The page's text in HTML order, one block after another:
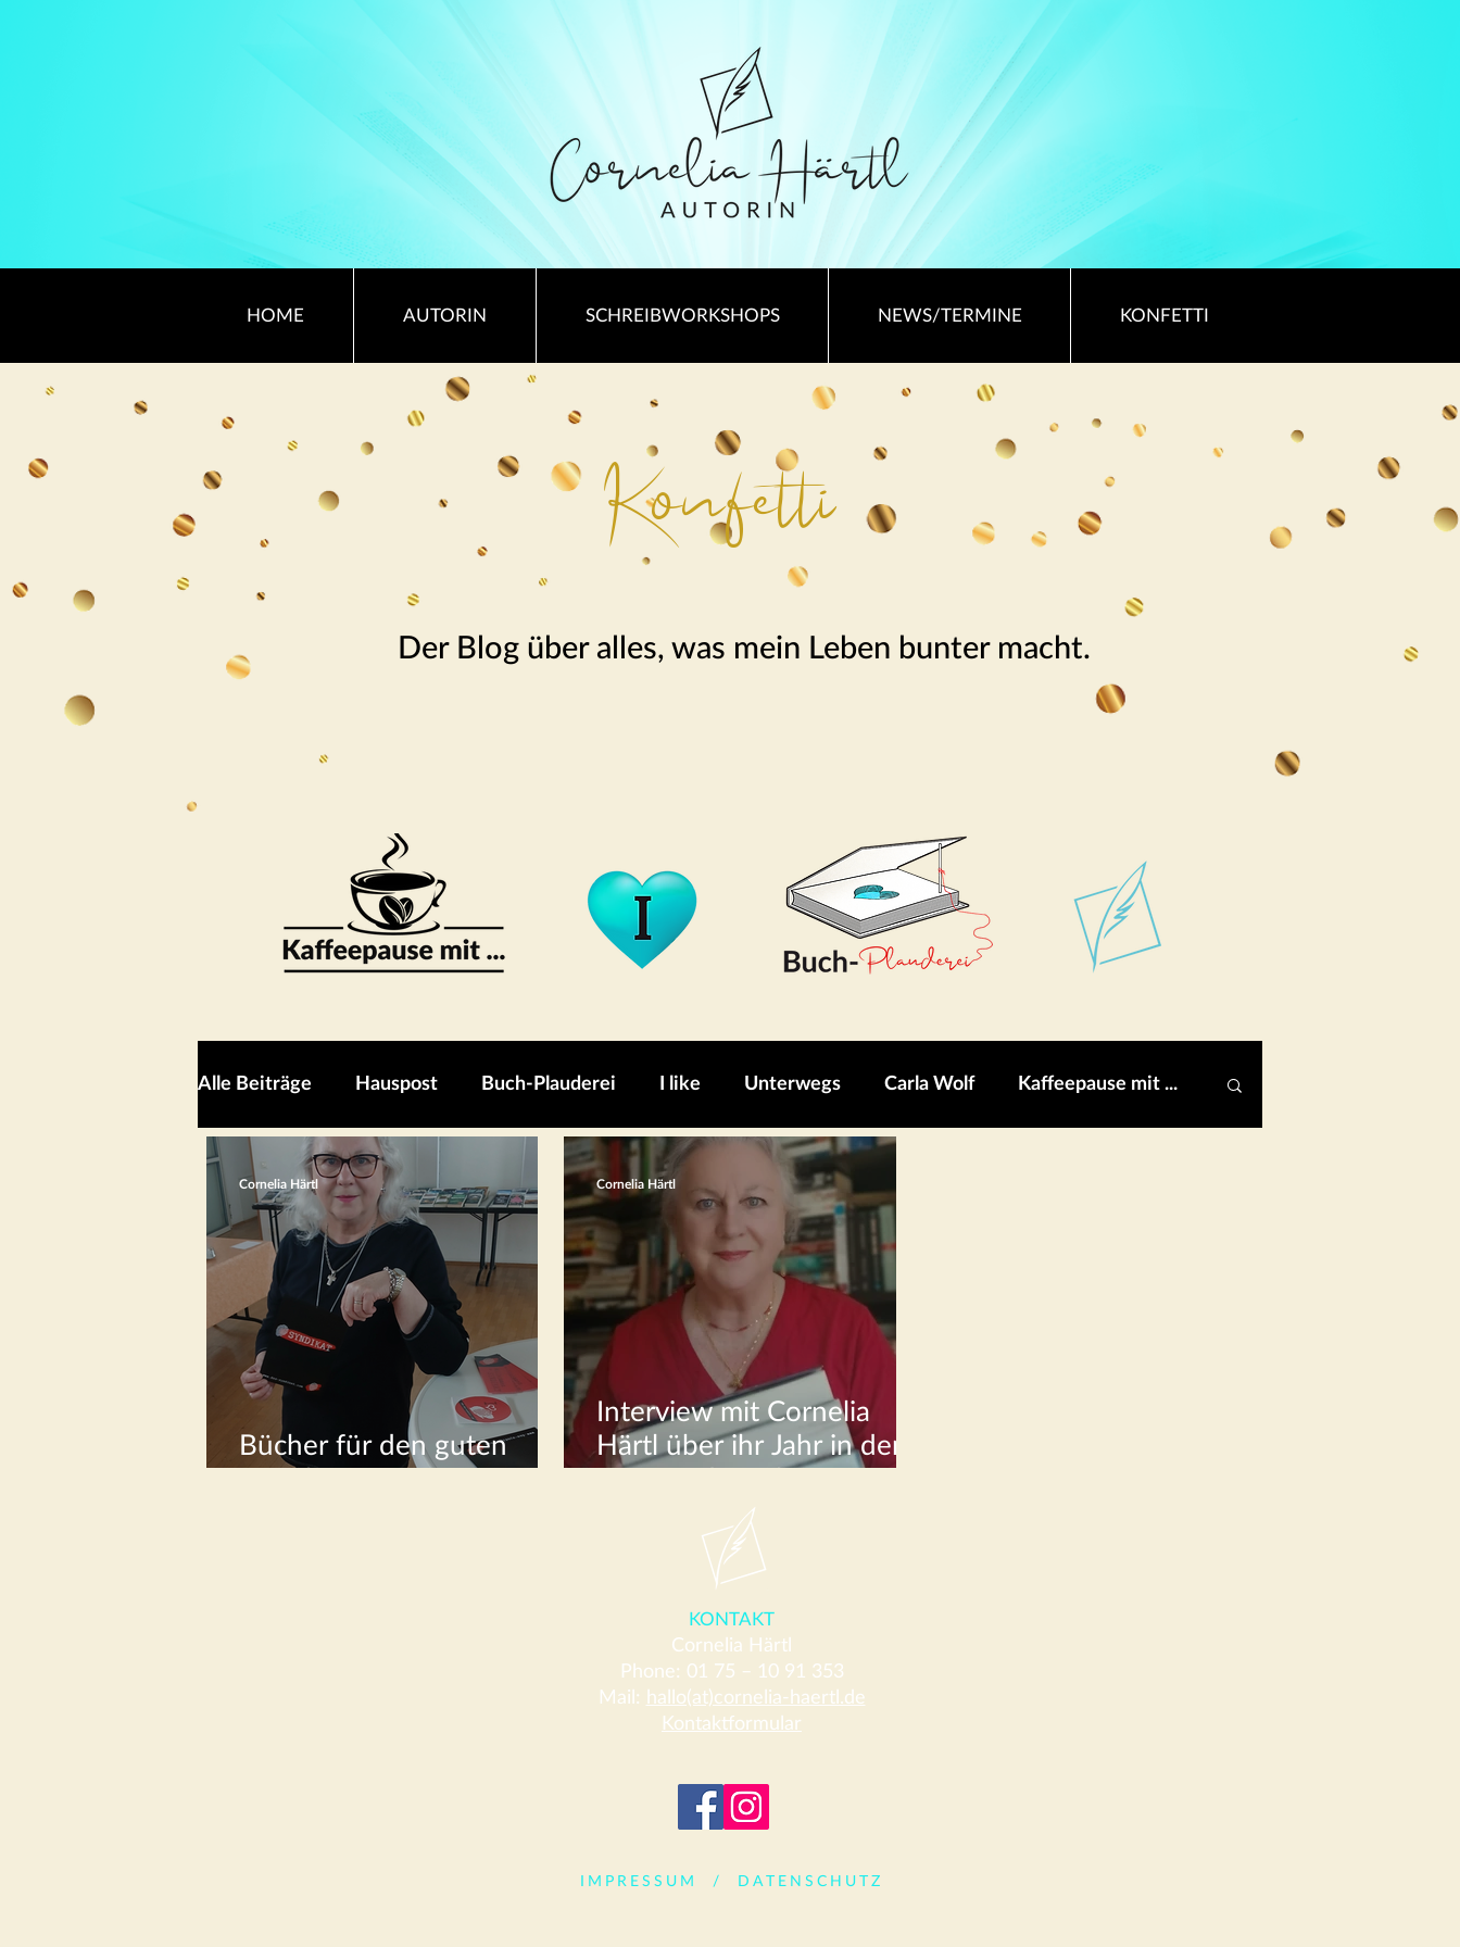
HOME AUTORIN SCHREIBWORKSHOPS NEWS/TERMINE KONFETTI
Konfetti
Der Blog über alles, was mein Leben bunter macht.
Alle Beiträge Hauspost Buch-Plauderei I like Unterwegs Carla Wolf Kaffeepause mit ...
Bücher für den guten
Cornelia Härtl
Interview mit Cornelia
Härtl über ihr Jahr in der
Cornelia Härtl
KONTAKT
Cornelia Härtl
Phone: 01 75 – 10 91 353
Mail: hallo(at)cornelia-haertl.de
Kontaktformular
IMPRESSUM / DATENSCHUTZ